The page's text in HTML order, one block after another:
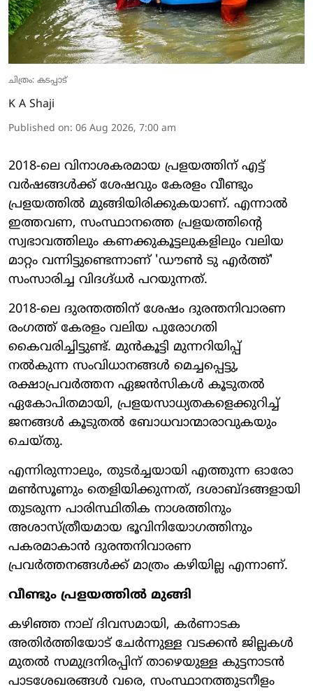
ചിത്രം: കടപ്പാട്
K A Shaji
Published on: 06 Aug 2026, 7:00 am
2018-ലെ വിനാശകരമായ പ്രളയത്തിന് എട്ട്
വർഷങ്ങൾക്ക് ശേഷവും കേരളം വീണ്ടും
പ്രളയത്തിൽ മുങ്ങിയിരിക്കുകയാണ്. എന്നാൽ
ഇത്തവണ, സംസ്ഥാനത്തെ പ്രളയത്തിന്റെ
സ്വഭാവത്തിലും കണക്കുകൂട്ടലുകളിലും വലിയ
മാറ്റം വന്നിട്ടുണ്ടെന്നാണ് 'ഡൗൺ ടു എർത്ത്'
സംസാരിച്ച വിദഗ്ദ്ധർ പറയുന്നത്.
2018-ലെ ദുരന്തത്തിന് ശേഷം ദുരന്തനിവാരണ
രംഗത്ത് കേരളം വലിയ പുരോഗതി
കൈവരിച്ചിട്ടുണ്ട്. മുൻകൂട്ടി മുന്നറിയിപ്പ്
നൽകുന്ന സംവിധാനങ്ങൾ മെച്ചപ്പെട്ടു,
രക്ഷാപ്രവർത്തന ഏജൻസികൾ കൂടുതൽ
ഏകോപിതമായി, പ്രളയസാധ്യതകളെക്കുറിച്ച്
ജനങ്ങൾ കൂടുതൽ ബോധവാന്മാരാവുകയും
ചെയ്തു.
എന്നിരുന്നാലും, തുടർച്ചയായി എത്തുന്ന ഓരോ
മൺസൂണും തെളിയിക്കുന്നത്, ദശാബ്ദങ്ങളായി
തുടരുന്ന പാരിസ്ഥിതിക നാശത്തിനും
അശാസ്ത്രീയമായ ഭൂവിനിയോഗത്തിനും
പകരമാകാൻ ദുരന്തനിവാരണ
പ്രവർത്തനങ്ങൾക്ക് മാത്രം കഴിയില്ല എന്നാണ്.
വീണ്ടും പ്രളയത്തിൽ മുങ്ങി
കഴിഞ്ഞ നാല് ദിവസമായി, കർണാടക
അതിർത്തിയോട് ചേർന്നുള്ള വടക്കൻ ജില്ലകൾ
മുതൽ സമുദ്രനിരപ്പിന് താഴെയുള്ള കുട്ടനാടൻ
പാടശേഖരങ്ങൾ വരെ, സംസ്ഥാനത്തുടനീളം